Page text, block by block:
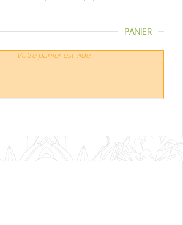
PANIER
Votre panier est vide.